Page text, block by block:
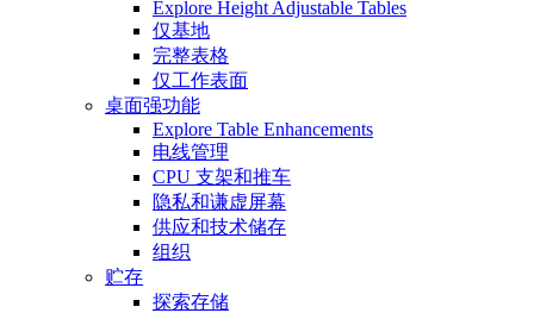
Explore Height Adjustable Tables
仅基地
完整表格
仅工作表面
桌面强功能
Explore Table Enhancements
电线管理
CPU 支架和推车
隐私和谦虚屏幕
供应和技术储存
组织
贮存
探索存储